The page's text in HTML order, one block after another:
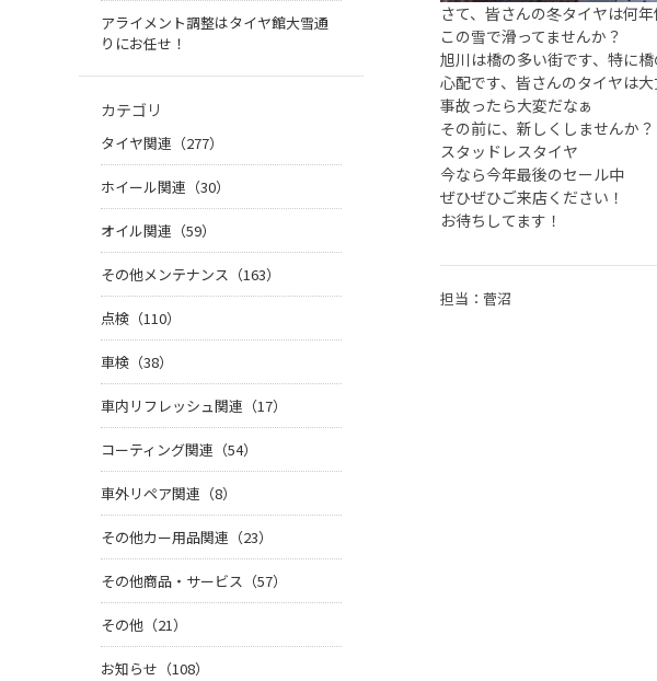
さて、皆さんの冬タイヤは何年
この雪で滑ってませんか？
旭川は橋の多い街です、特に
心配です、皆さんのタイヤは大
事故ったら大変だなぁ
その前に、新しくしませんか？
スタッドレスタイヤ
今なら今年最後のセール中
ぜひぜひご来店ください！
お待ちしてます！
担当：菅沼
アライメント調整はタイヤ館大雪通
りにお任せ！
カテゴリ
タイヤ関連（277）
ホイール関連（30）
オイル関連（59）
その他メンテナンス（163）
点検（110）
車検（38）
車内リフレッシュ関連（17）
コーティング関連（54）
車外リペア関連（8）
その他カー用品関連（23）
その他商品・サービス（57）
その他（21）
お知らせ（108）